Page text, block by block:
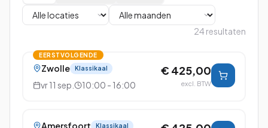
24 resultaten
EERSTVOLGENDE
Zwolle Klassikaal
vr 11 sep. 10:00 - 16:00
€ 425,00
excl. BTW
Amersfoort Klassikaal